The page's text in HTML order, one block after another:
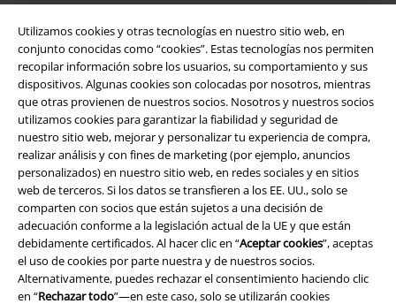
Utilizamos cookies y otras tecnologías en nuestro sitio web, en
conjunto conocidas como “cookies”. Estas tecnologías nos permiten
recopilar información sobre los usuarios, su comportamiento y sus
dispositivos. Algunas cookies son colocadas por nosotros, mientras
que otras provienen de nuestros socios. Nosotros y nuestros socios
utilizamos cookies para garantizar la fiabilidad y seguridad de
nuestro sitio web, mejorar y personalizar tu experiencia de compra,
realizar análisis y con fines de marketing (por ejemplo, anuncios
personalizados) en nuestro sitio web, en redes sociales y en sitios
web de terceros. Si los datos se transfieren a los EE. UU., solo se
comparten con socios que están sujetos a una decisión de
adecuación conforme a la legislación actual de la UE y que están
debidamente certificados. Al hacer clic en “Aceptar cookies”, aceptas
el uso de cookies por parte nuestra y de nuestros socios.
Alternativamente, puedes rechazar el consentimiento haciendo clic
en “Rechazar todo”—en este caso, solo se utilizarán cookies
Legal
Términos y Condiciones
Aviso Legal
Ley protección de datos
Eliminación de residuos y protección del medioambiente